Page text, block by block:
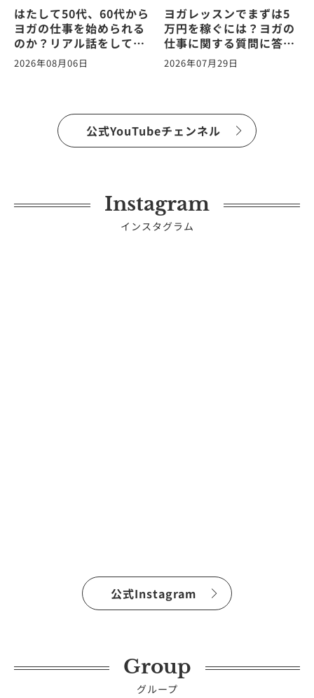
はたして50代、60代から
ヨガの仕事を始められる
のか？リアル話をしてみ
た。ヨガの仕事に関する
質問に答えます！
2026年08月06日
ヨガレッスンでまずは5
万円を稼ぐには？ヨガの
仕事に関する質問に答え
ます！vol.265
2026年07月29日
公式YouTubeチェンネル
Instagram
インスタグラム
公式Instagram
Group
グループ